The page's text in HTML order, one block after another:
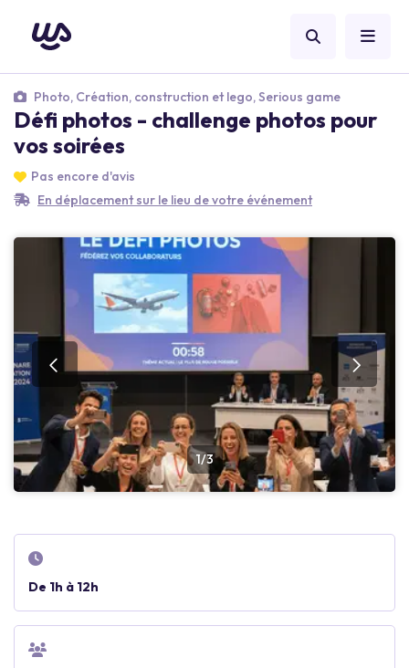
Photo, Création, construction et lego, Serious game
Défi photos - challenge photos pour
vos soirées
Pas encore d'avis
En déplacement sur le lieu de votre événement
1/3
De 1h à 12h